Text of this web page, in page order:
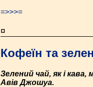
=>>>=
¤
Кофеїн та
Зелений чай, як і
Авів Джошуа.